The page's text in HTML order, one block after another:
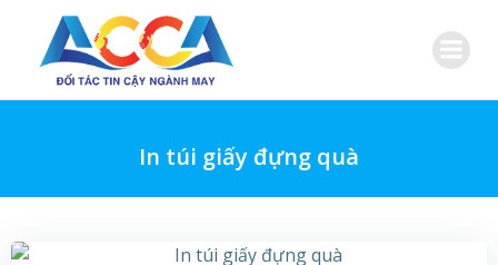
In túi giấy đựng quà